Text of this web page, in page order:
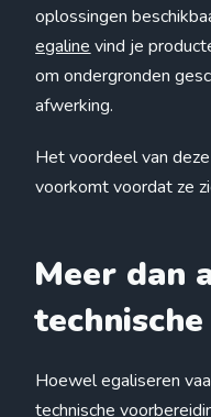
oplossingen
egaline vind je
om ondergronden
afwerking.
Het voordeel van
voorkomt voordat ze
Meer dan
Hoewel egaliseren
technische